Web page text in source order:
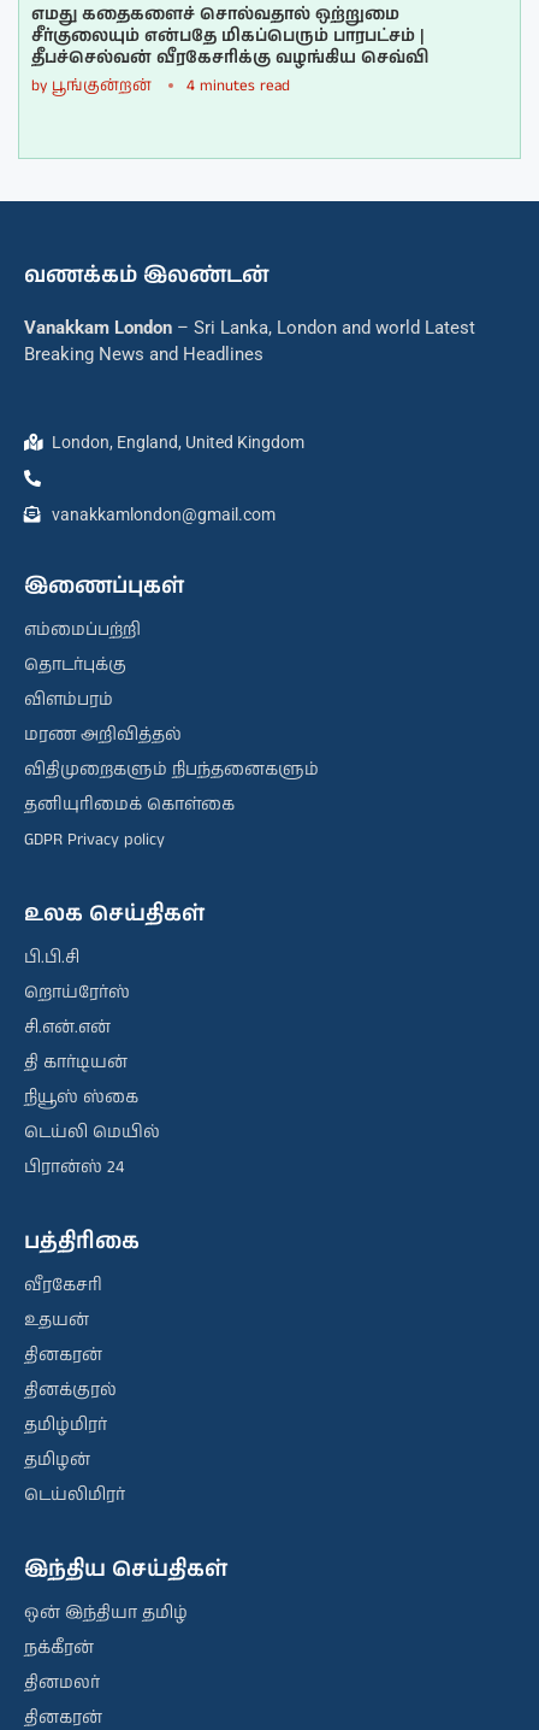
எமது கதைகளைச் சொல்வதால் ஒற்றுமை
சீர்குலையும் என்பதே மிகப்பெரும் பாரபட்சம் |
தீபச்செல்வன் வீரகேசரிக்கு வழங்கிய செவ்வி
by பூங்குன்றன் 4 minutes read
வணக்கம் இலண்டன்
Vanakkam London – Sri Lanka, London and world Latest
Breaking News and Headlines
London, England, United Kingdom
vanakkamlondon@gmail.com
இணைப்புகள்
எம்மைப்பற்றி
தொடர்புக்கு
விளம்பரம்
மரண அறிவித்தல்
விதிமுறைகளும் நிபந்தனைகளும்
தனியுரிமைக் கொள்கை
GDPR Privacy policy
உலக செய்திகள்
பி.பி.சி
றொய்ரேர்ஸ்
சி.என்.என்
தி கார்டியன்
நியூஸ் ஸ்கை
டெய்லி மெயில்
பிரான்ஸ் 24
பத்திரிகை
வீரகேசரி
உதயன்
தினகரன்
தினக்குரல்
தமிழ்மிரர்
தமிழன்
டெய்லிமிரர்
இந்திய செய்திகள்
ஒன் இந்தியா தமிழ்
நக்கீரன்
தினமலர்
தினகரன்